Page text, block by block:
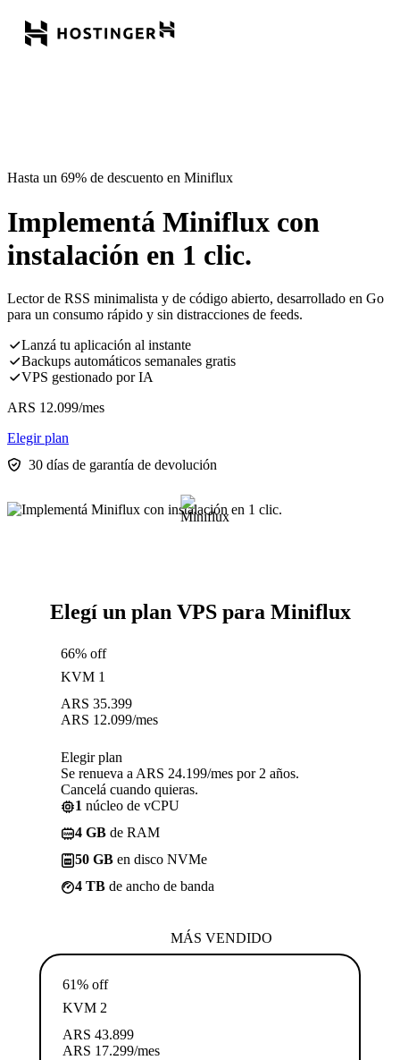
Hasta un 69% de descuento en Miniflux
Implementá Miniflux con
instalación en 1 clic.
Lector de RSS minimalista y de código abierto, desarrollado en Go
para un consumo rápido y sin distracciones de feeds.
Lanzá tu aplicación al instante
Backups automáticos semanales gratis
VPS gestionado por IA
ARS 12.099/mes
Elegir plan
30 días de garantía de devolución
Elegí un plan VPS para Miniflux
66% off
KVM 1
ARS 35.399
ARS 12.099/mes
Elegir plan
Se renueva a ARS 24.199/mes por 2 años.
Cancelá cuando quieras.
1 núcleo de vCPU
4 GB de RAM
50 GB en disco NVMe
4 TB de ancho de banda
MÁS VENDIDO
61% off
KVM 2
ARS 43.899
ARS 17.299/mes